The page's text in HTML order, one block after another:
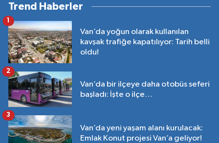
Trend Haberler
Van’da yoğun olarak kullanılan
kavşak trafiğe kapatılıyor: Tarih belli
oldu!
Van’da bir ilçeye daha otobüs seferi
başladı: İşte o ilçe…
2
Van’da yeni yaşam alanı kurulacak:
Emlak Konut projesi Van’a geliyor!
3